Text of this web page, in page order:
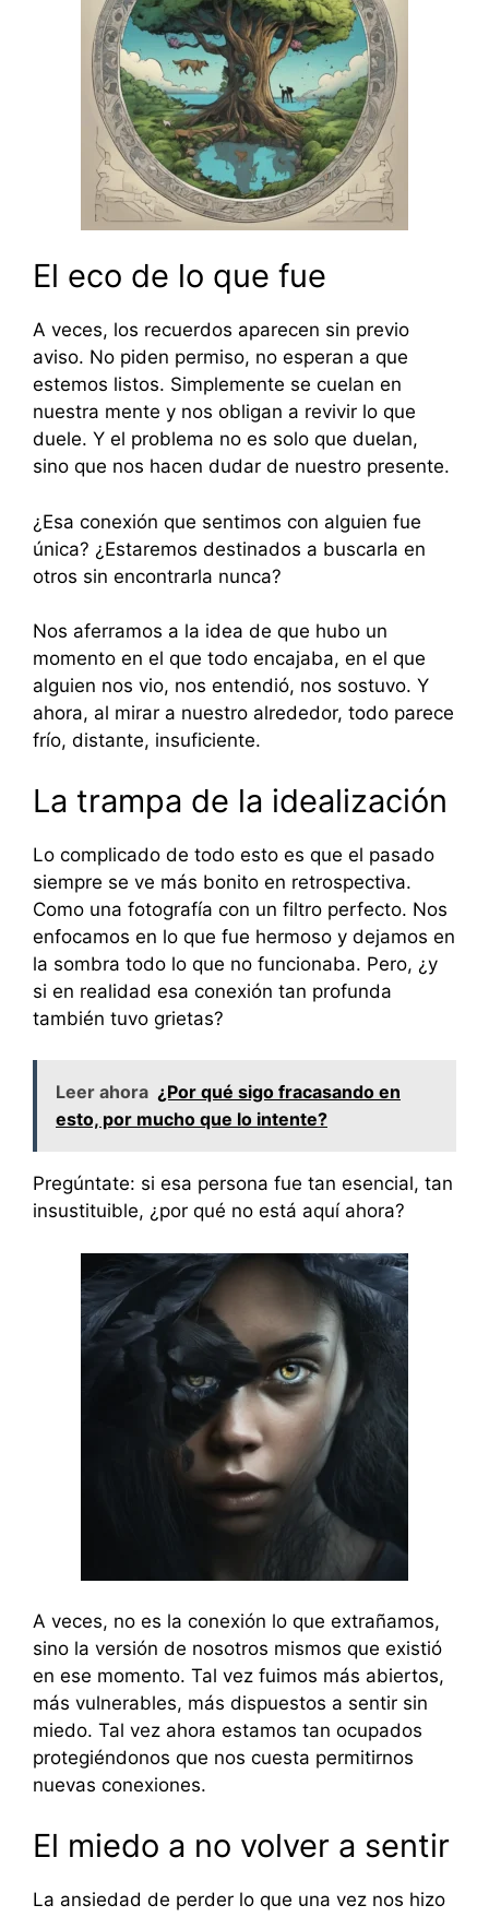
El eco de lo que fue
A veces, los recuerdos aparecen sin previo
aviso. No piden permiso, no esperan a que
estemos listos. Simplemente se cuelan en
nuestra mente y nos obligan a revivir lo que
duele. Y el problema no es solo que duelan,
sino que nos hacen dudar de nuestro presente.
¿Esa conexión que sentimos con alguien fue
única? ¿Estaremos destinados a buscarla en
otros sin encontrarla nunca?
Nos aferramos a la idea de que hubo un
momento en el que todo encajaba, en el que
alguien nos vio, nos entendió, nos sostuvo. Y
ahora, al mirar a nuestro alrededor, todo parece
frío, distante, insuficiente.
La trampa de la idealización
Lo complicado de todo esto es que el pasado
siempre se ve más bonito en retrospectiva.
Como una fotografía con un filtro perfecto. Nos
enfocamos en lo que fue hermoso y dejamos en
la sombra todo lo que no funcionaba. Pero, ¿y
si en realidad esa conexión tan profunda
también tuvo grietas?
Leer ahora ¿Por qué sigo fracasando en
esto, por mucho que lo intente?
Pregúntate: si esa persona fue tan esencial, tan
insustituible, ¿por qué no está aquí ahora?
A veces, no es la conexión lo que extrañamos,
sino la versión de nosotros mismos que existió
en ese momento. Tal vez fuimos más abiertos,
más vulnerables, más dispuestos a sentir sin
miedo. Tal vez ahora estamos tan ocupados
protegiéndonos que nos cuesta permitirnos
nuevas conexiones.
El miedo a no volver a sentir
La ansiedad de perder lo que una vez nos hizo